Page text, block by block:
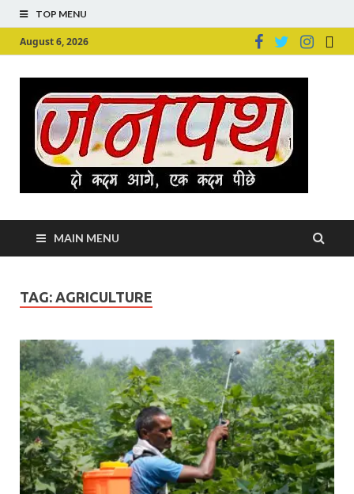
TOP MENU
August 6, 2026
MAIN MENU
TAG: AGRICULTURE